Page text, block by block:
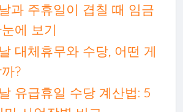
과 주휴일이 겹칠 때 임금
에 보기
대체휴무와 수당, 어떤 게
?
유급휴일 수당 계산법: 5